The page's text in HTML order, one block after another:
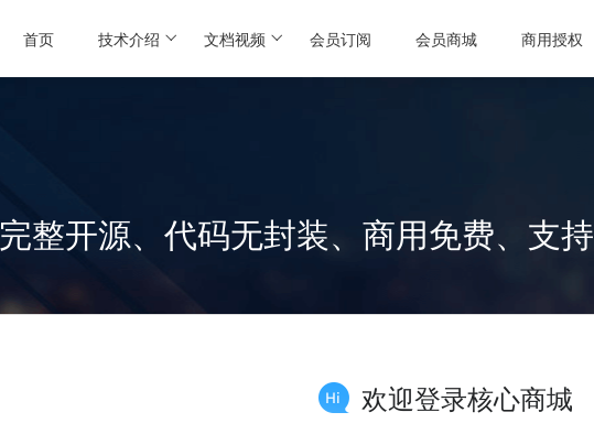
首页 技术介绍 文档视频 会员订阅 会员商城 商用授权
完整开源、代码无封装、商用免费、支
欢迎登录核心商城